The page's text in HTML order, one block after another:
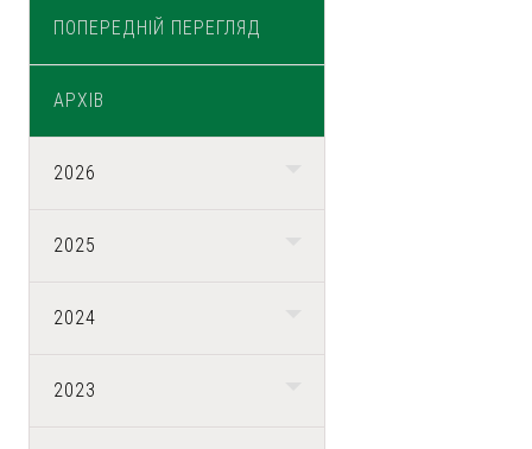
ПОПЕРЕДНІЙ ПЕРЕГЛЯД
АРХІВ
2026
2025
2024
2023